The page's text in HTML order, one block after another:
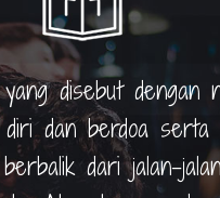
disebut dengan
diri dan berdoa serta
dari jalan-